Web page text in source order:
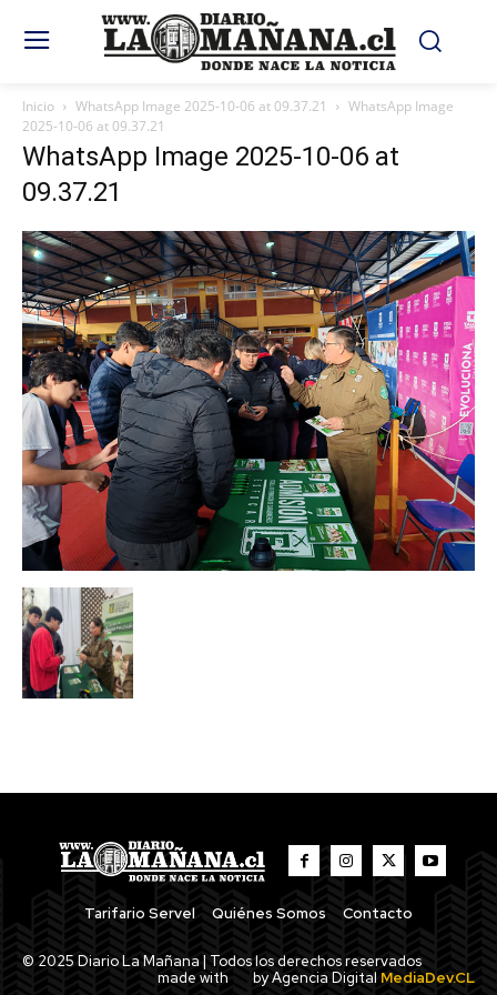
Inicio WhatsApp Image 2025-10-06 at 09.37.21
WhatsApp Image
2025-10-06 at 09.37.21
WhatsApp Image 2025-10-06 at
09.37.21
Tarifario Servel Quiénes Somos Contacto
© 2025 Diario La Mañana | Todos los derechos reservados
made with
by Agencia Digital MediaDev.CL